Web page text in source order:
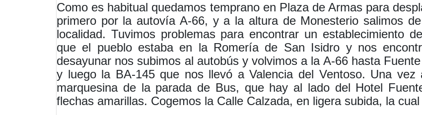
Como es habitual quedamos temprano en Plaza de Armas para
primero por la autovía A-66, y a la altura de Monesterio salimos
localidad. Tuvimos problemas para encontrar un establecimiento
que el pueblo estaba en la Romería de San Isidro y nos
desayunar nos subimos al autobús y volvimos a la A-66 hasta
y luego la BA-145 que nos llevó a Valencia del Ventoso. Una
marquesina de la parada de Bus, que hay al lado del Hotel
flechas amarillas. Cogemos la Calle Calzada, en ligera subida, la